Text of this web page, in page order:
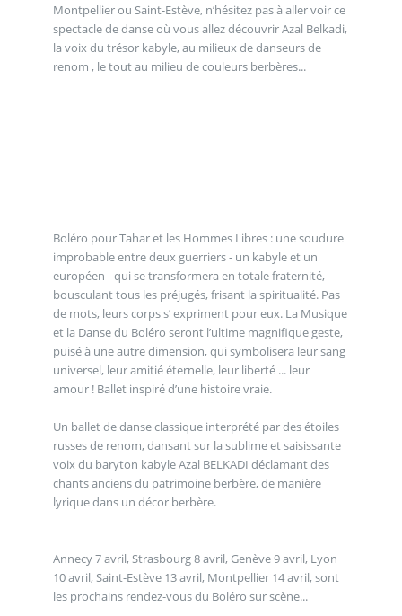
Montpellier ou Saint-Estève, n’hésitez pas à aller voir ce
spectacle de danse où vous allez découvrir Azal Belkadi,
la voix du trésor kabyle, au milieux de danseurs de
renom , le tout au milieu de couleurs berbères...
Boléro pour Tahar et les Hommes Libres : une soudure
improbable entre deux guerriers - un kabyle et un
européen - qui se transformera en totale fraternité,
bousculant tous les préjugés, frisant la spiritualité. Pas
de mots, leurs corps s’ expriment pour eux. La Musique
et la Danse du Boléro seront l’ultime magnifique geste,
puisé à une autre dimension, qui symbolisera leur sang
universel, leur amitié éternelle, leur liberté ... leur
amour ! Ballet inspiré d’une histoire vraie.
Un ballet de danse classique interprété par des étoiles
russes de renom, dansant sur la sublime et saisissante
voix du baryton kabyle Azal BELKADI déclamant des
chants anciens du patrimoine berbère, de manière
lyrique dans un décor berbère.
Annecy 7 avril, Strasbourg 8 avril, Genève 9 avril, Lyon
10 avril, Saint-Estève 13 avril, Montpellier 14 avril, sont
les prochains rendez-vous du Boléro sur scène...